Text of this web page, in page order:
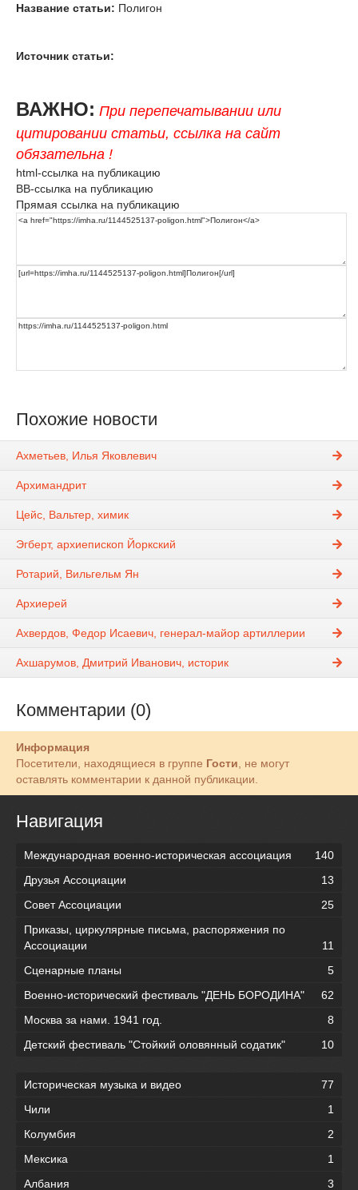
Название статьи: Полигон
Источник статьи:
ВАЖНО: При перепечатывании или
цитировании статьи, ссылка на сайт
обязательна !
html-ссылка на публикацию
BB-ссылка на публикацию
Прямая ссылка на публикацию
Похожие новости
Ахметьев, Илья Яковлевич
Архимандрит
Цейс, Вальтер, химик
Эгберт, архиепископ Йоркский
Ротарий, Вильгельм Ян
Архиерей
Ахвердов, Федор Исаевич, генерал-майор артиллерии
Ахшарумов, Дмитрий Иванович, историк
Комментарии (0)
Информация
Посетители, находящиеся в группе Гости, не могут
оставлять комментарии к данной публикации.
Навигация
Международная военно-историческая ассоциация
140
Друзья Ассоциации
13
Совет Ассоциации
25
Приказы, циркулярные письма, распоряжения по
Ассоциации
11
Сценарные планы
5
Военно-исторический фестиваль "ДЕНЬ БОРОДИНА"
62
Москва за нами. 1941 год.
8
Детский фестиваль "Стойкий оловянный содатик"
10
Историческая музыка и видео
77
Чили
1
Колумбия
2
Мексика
1
Албания
3